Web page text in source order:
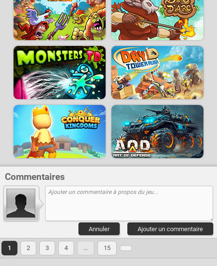
Commentaires
Ajouter un commentaire
Annuler
1 2 3 4 … 15